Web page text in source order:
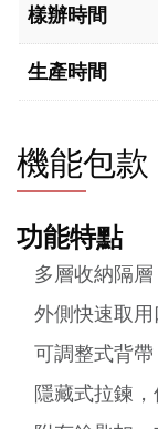
樣辦時間
生產時間
機能包款
功能特點
多層收納隔
外側快速取
可調整式背
隱藏式拉鍊